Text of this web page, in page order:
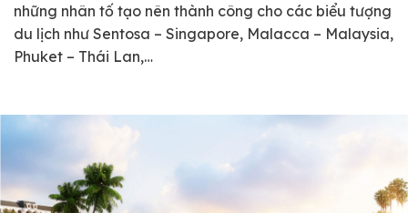
những nhân tố tạo nên thành công cho các biểu tượng
du lịch như Sentosa – Singapore, Malacca – Malaysia,
Phuket – Thái Lan,…